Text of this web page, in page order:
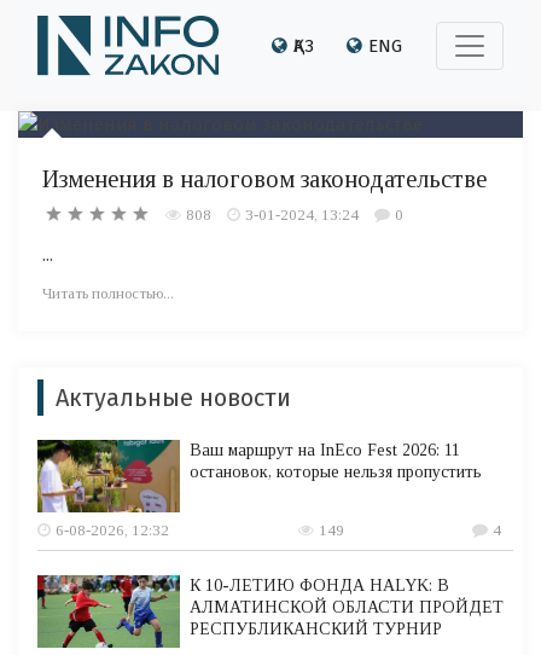
ҚАЗ ENG
Изменения в налоговом законодательстве
808 3-01-2024, 13:24 0
...
Читать полностью...
Актуальные новости
Ваш маршрут на InEco Fest 2026: 11
остановок, которые нельзя пропустить
6-08-2026, 12:32 149 4
К 10-ЛЕТИЮ ФОНДА HALYK: В
АЛМАТИНСКОЙ ОБЛАСТИ ПРОЙДЕТ
РЕСПУБЛИКАНСКИЙ ТУРНИР